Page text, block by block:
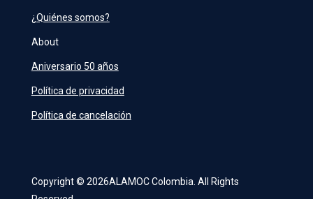
¿Quiénes somos?
About
Aniversario 50 años
Política de privacidad
Política de cancelación
Copyright © 2026ALAMOC Colombia. All Rights